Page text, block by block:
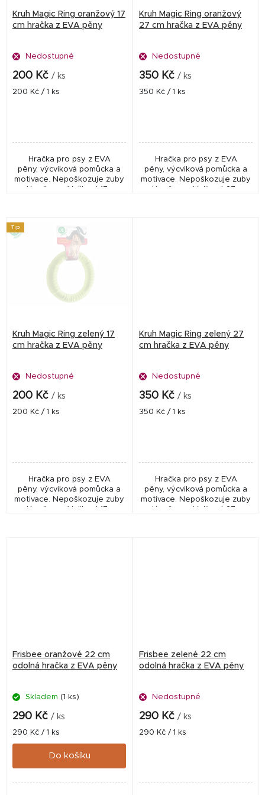
o
Kruh Magic Ring oranžový 17
cm hračka z EVA pěny
Nedostupné
200 Kč / ks
Měrná
200 Kč / 1 ks
Hračka pro psy z EVA
pěny, výcviková pomůcka a
motivace. Nepoškozuje zuby
a dásně psa. Velikost 17 cm,
Kruh Magic Ring oranžový
27 cm hračka z EVA pěny
Nedostupné
350 Kč / ks
Měrná
350 Kč / 1 ks
Hračka pro psy z EVA
pěny, výcviková pomůcka a
motivace. Nepoškozuje zuby
a dásně psa. Velikost 27 cm,
Tip
Kruh Magic Ring zelený 17
cm hračka z EVA pěny
Nedostupné
200 Kč / ks
Měrná
200 Kč / 1 ks
Hračka pro psy z EVA
pěny, výcviková pomůcka a
motivace. Nepoškozuje zuby
Kruh Magic Ring zelený 27
cm hračka z EVA pěny
Nedostupné
350 Kč / ks
Měrná
350 Kč / 1 ks
Hračka pro psy z EVA
pěny, výcviková pomůcka a
motivace. Nepoškozuje zuby
Frisbee oranžové 22 cm
odolná hračka z EVA pěny
Skladem (1 ks)
290 Kč / ks
Měrná
cena:
290 Kč / 1 ks
Do košíku
Frisbee zelené 22 cm
odolná hračka z EVA pěny
Nedostupné
290 Kč / ks
Měrná
290 Kč / 1 ks